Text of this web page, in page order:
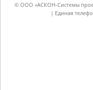
© ООО «АСКОН-Системы
| Единая